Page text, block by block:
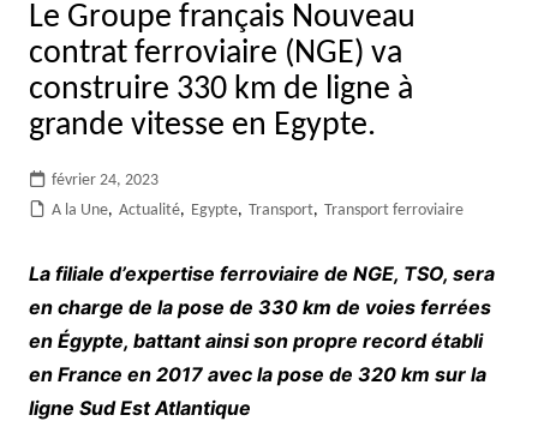
Le Groupe français Nouveau
contrat ferroviaire (NGE) va
construire 330 km de ligne à
grande vitesse en Egypte.
février 24, 2023
A la Une, Actualité, Egypte, Transport, Transport ferroviaire
La filiale d’expertise ferroviaire de NGE, TSO, sera
en charge de la pose de 330 km de voies ferrées
en Égypte, battant ainsi son propre record établi
en France en 2017 avec la pose de 320 km sur la
ligne Sud Est Atlantique